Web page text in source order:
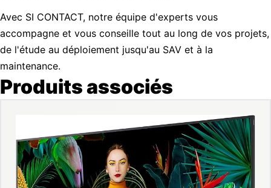
Avec SI CONTACT, notre équipe d'experts vous
accompagne et vous conseille tout au long de vos projets,
de l'étude au déploiement jusqu'au SAV et à la
maintenance.
Produits associés